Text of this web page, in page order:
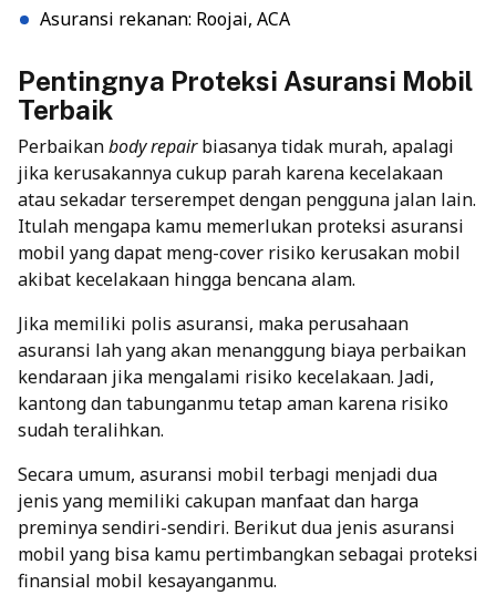
Asuransi rekanan: Roojai, ACA
Pentingnya Proteksi Asuransi Mobil
Terbaik
Perbaikanbody repairbiasanya tidak murah, apalagi
jika kerusakannya cukup parah karena kecelakaan
atau sekadar terserempet dengan pengguna jalan lain.
Itulah mengapa kamu memerlukan proteksi asuransi
mobil yang dapat meng-cover risiko kerusakan mobil
akibat kecelakaan hingga bencana alam.
Jika memiliki polis asuransi, maka perusahaan
asuransi lah yang akan menanggung biaya perbaikan
kendaraan jika mengalami risiko kecelakaan. Jadi,
kantong dan tabunganmu tetap aman karena risiko
sudah teralihkan.
Secara umum, asuransi mobil terbagi menjadi dua
jenis yang memiliki cakupan manfaat dan harga
preminya sendiri-sendiri. Berikut dua jenis asuransi
mobil yang bisa kamu pertimbangkan sebagai proteksi
finansial mobil kesayanganmu.